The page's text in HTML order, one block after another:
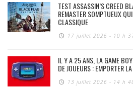
TEST ASSASSIN’S CREED
REMASTER SOMPTUEUX
CLASSIQUE
17 juillet 2026 - 10 h
IL Y A 25 ANS, LA GAME
DE JOUEURS : EMPORTER
13 juillet 2026 - 14 h